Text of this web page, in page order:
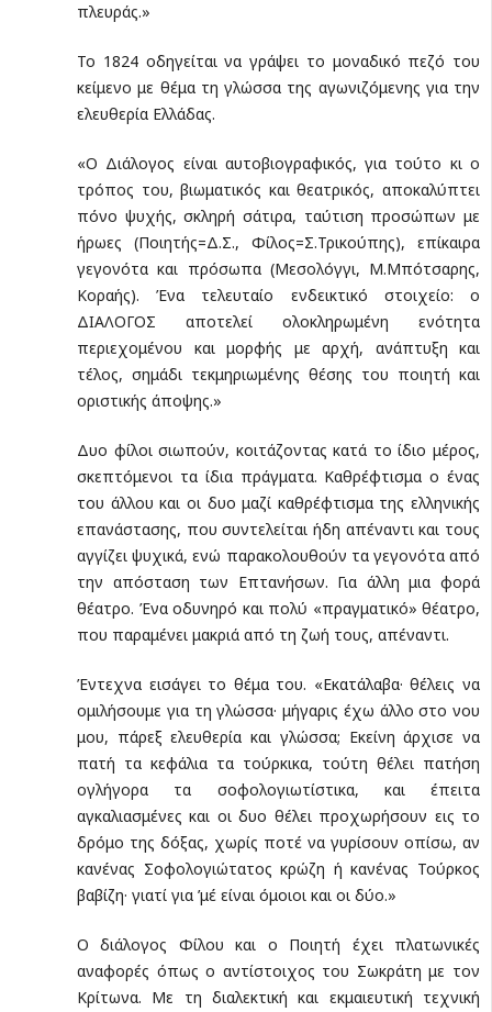
πλευράς.»
Το 1824 οδηγείται να γράψει το μοναδικό πεζό του
κείμενο με θέμα τη γλώσσα της αγωνιζόμενης για την
ελευθερία Ελλάδας.
«Ο Διάλογος είναι αυτοβιογραφικός, για τούτο κι ο
τρόπος του, βιωματικός και θεατρικός, αποκαλύπτει
πόνο ψυχής, σκληρή σάτιρα, ταύτιση προσώπων με
ήρωες (Ποιητής=Δ.Σ., Φίλος=Σ.Τρικούπης), επίκαιρα
γεγονότα και πρόσωπα (Μεσολόγγι, Μ.Μπότσαρης,
Κοραής). Ένα τελευταίο ενδεικτικό στοιχείο: ο
ΔΙΑΛΟΓΟΣ αποτελεί ολοκληρωμένη ενότητα
περιεχομένου και μορφής με αρχή, ανάπτυξη και
τέλος, σημάδι τεκμηριωμένης θέσης του ποιητή και
οριστικής άποψης.»
Δυο φίλοι σιωπούν, κοιτάζοντας κατά το ίδιο μέρος,
σκεπτόμενοι τα ίδια πράγματα. Καθρέφτισμα ο ένας
του άλλου και οι δυο μαζί καθρέφτισμα της ελληνικής
επανάστασης, που συντελείται ήδη απέναντι και τους
αγγίζει ψυχικά, ενώ παρακολουθούν τα γεγονότα από
την απόσταση των Επτανήσων. Για άλλη μια φορά
θέατρο. Ένα οδυνηρό και πολύ «πραγματικό» θέατρο,
που παραμένει μακριά από τη ζωή τους, απέναντι.
Έντεχνα εισάγει το θέμα του. «Εκατάλαβα· θέλεις να
ομιλήσουμε για τη γλώσσα· μήγαρις έχω άλλο στο νου
μου, πάρεξ ελευθερία και γλώσσα; Εκείνη άρχισε να
πατή τα κεφάλια τα τούρκικα, τούτη θέλει πατήση
ογλήγορα τα σοφολογιωτίστικα, και έπειτα
αγκαλιασμένες και οι δυο θέλει προχωρήσουν εις το
δρόμο της δόξας, χωρίς ποτέ να γυρίσουν οπίσω, αν
κανένας Σοφολογιώτατος κρώζη ή κανένας Τούρκος
βαβίζη· γιατί για ’μέ είναι όμοιοι και οι δύο.»
Ο διάλογος Φίλου και ο Ποιητή έχει πλατωνικές
αναφορές όπως ο αντίστοιχος του Σωκράτη με τον
Κρίτωνα. Με τη διαλεκτική και εκμαιευτική τεχνική